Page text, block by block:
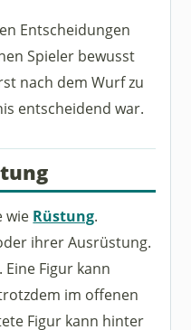
Entscheidungen
Spieler bewusst
nach dem Wurf zu
entscheidend war.
wie Rüstung.
ihrer Ausrüstung.
Figur kann
im offenen
Figur kann hinter